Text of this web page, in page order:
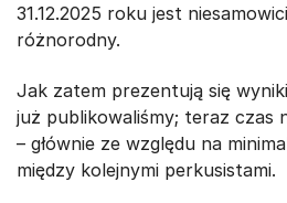
31.12.2025 roku jest
różnorodny.
Jak zatem prezentują się
już publikowaliśmy; teraz czas
– głównie ze względu na
między kolejnymi perkusistami.